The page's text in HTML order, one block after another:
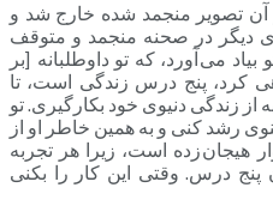
آن تصویر منجمد شده خارج شد و
دیگر در صحنه منجمد و متوقف
می آورد، که تو داوطلبانه [بر
کرد، پنج درس زندگی است، تا
از زندگی دنیوی خود بکارگیری. تو
رشد کنی و به همین خاطر او از
هیجان زده است، زیرا هر تجربه
درس. وقتی این کار را بکنی